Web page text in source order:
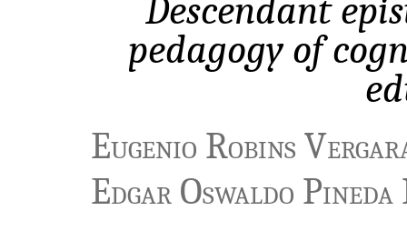
Descendant
pedagogy of
Eugenio Robins
Edgar Oswaldo